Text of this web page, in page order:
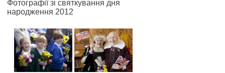
Фотографії зі святкування дня
народження 2012